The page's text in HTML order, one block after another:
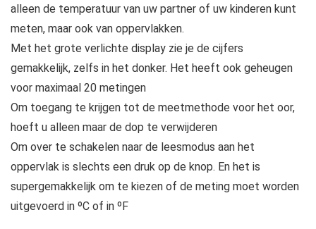
alleen de temperatuur van uw partner of uw kinderen kunt
meten, maar ook van oppervlakken.
Met het grote verlichte display zie je de cijfers
gemakkelijk, zelfs in het donker. Het heeft ook geheugen
voor maximaal 20 metingen
Om toegang te krijgen tot de meetmethode voor het oor,
hoeft u alleen maar de dop te verwijderen
Om over te schakelen naar de leesmodus aan het
oppervlak is slechts een druk op de knop. En het is
supergemakkelijk om te kiezen of de meting moet worden
uitgevoerd in ºC of in ºF